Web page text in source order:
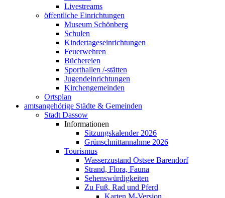
Livestreams
öffentliche Einrichtungen
Museum Schönberg
Schulen
Kindertageseinrichtungen
Feuerwehren
Büchereien
Sporthallen /-stätten
Jugendeinrichtungen
Kirchengemeinden
Ortsplan
amtsangehörige Städte & Gemeinden
Stadt Dassow
Informationen
Sitzungskalender 2026
Grünschnittannahme 2026
Tourismus
Wasserzustand Ostsee Barendorf
Strand, Flora, Fauna
Sehenswürdigkeiten
Zu Fuß, Rad und Pferd
Karten M-Version